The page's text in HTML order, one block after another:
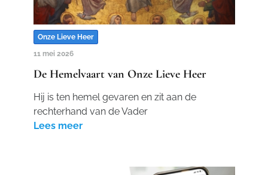
Onze Lieve Heer
11 mei 2026
De Hemelvaart van Onze Lieve Heer
Hij is ten hemel gevaren en zit aan de
rechterhand van de Vader
Lees meer